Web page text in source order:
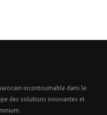
incontournable dans le
des solutions innovantes et